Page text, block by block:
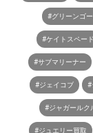
#グリーンゴ
#ケイトスペード
#サブマリーナー
#ジェイコブ #
#ジャガールク
#ジュエリー買取